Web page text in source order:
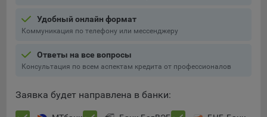
Статистические куки позволяют определять предпочтения
пользователей сайта.
Компании, которым мы поручаем обработку
статистических cookies:
предоставляемый ООО «Яндекс». Адрес: г. Москва, ул.
Льва Толстого, д. 16, 119021.
Политика
Удобный онлайн формат
Коммуникация по телефону или мессенджеру
Ответы на все вопросы
Консультация по всем аспектам кредита от профессионалов
Заявка будет направлена в банки: